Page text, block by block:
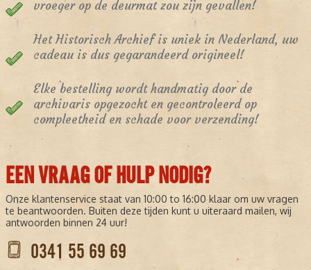
vroeger op de deurmat zou zijn gevallen!
Het Historisch Archief is uniek in Nederland, uw
cadeau is dus gegarandeerd origineel!
Elke bestelling wordt handmatig door de
archivaris opgezocht en gecontroleerd op
compleetheid en schade voor verzending!
EEN VRAAG OF HULP NODIG?
Onze klantenservice staat van 10:00 to 16:00 klaar om uw vragen
te beantwoorden. Buiten deze tijden kunt u uiteraard mailen, wij
antwoorden binnen 24 uur!
0341 55 69 69